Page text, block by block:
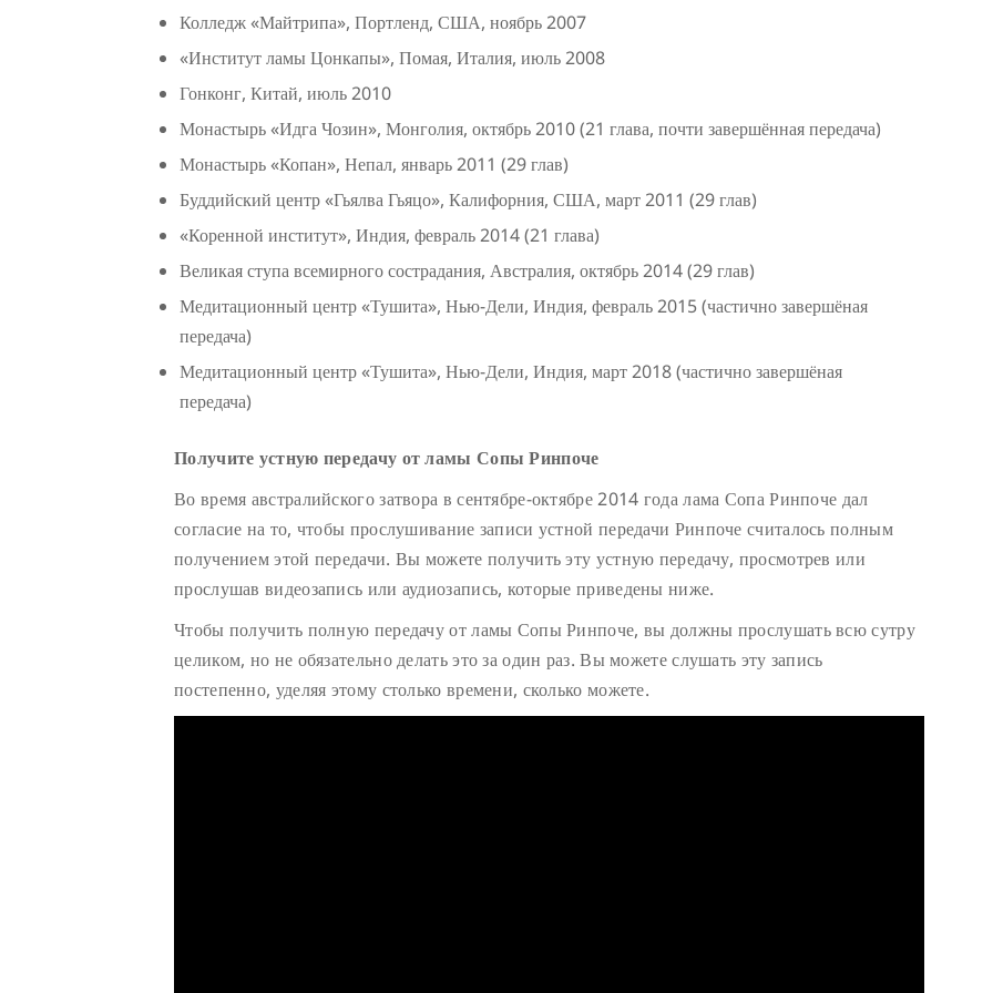
Колледж «Майтрипа», Портленд, США, ноябрь 2007
«Институт ламы Цонкапы», Помая, Италия, июль 2008
Гонконг, Китай, июль 2010
Монастырь «Идга Чозин», Монголия, октябрь 2010 (21 глава, почти завершённая передача)
Монастырь «Копан», Непал, январь 2011 (29 глав)
Буддийский центр «Гьялва Гьяцо», Калифорния, США, март 2011 (29 глав)
«Коренной институт», Индия, февраль 2014 (21 глава)
Великая ступа всемирного сострадания, Австралия, октябрь 2014 (29 глав)
Медитационный центр «Тушита», Нью-Дели, Индия, февраль 2015 (частично завершёная
передача)
Медитационный центр «Тушита», Нью-Дели, Индия, март 2018 (частично завершёная
передача)
Получите устную передачу от ламы Сопы Ринпоче
Во время австралийского затвора в сентябре-октябре 2014 года лама Сопа Ринпоче дал
согласие на то, чтобы прослушивание записи устной передачи Ринпоче считалось полным
получением этой передачи. Вы можете получить эту устную передачу, просмотрев или
прослушав видеозапись или аудиозапись, которые приведены ниже.
Чтобы получить полную передачу от ламы Сопы Ринпоче, вы должны прослушать всю сутру
целиком, но не обязательно делать это за один раз. Вы можете слушать эту запись
постепенно, уделяя этому столько времени, сколько можете.